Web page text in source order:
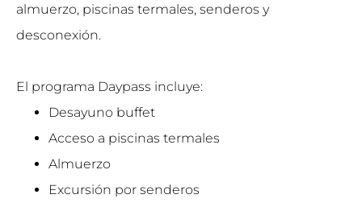
almuerzo, piscinas termales, senderos y
desconexión.
El programa Daypass incluye:
Desayuno buffet
Acceso a piscinas termales
Almuerzo
Excursión por senderos